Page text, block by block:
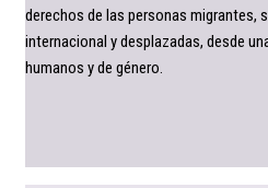
derechos de las personas migrantes,
internacional y desplazadas, desde
humanos y de género.